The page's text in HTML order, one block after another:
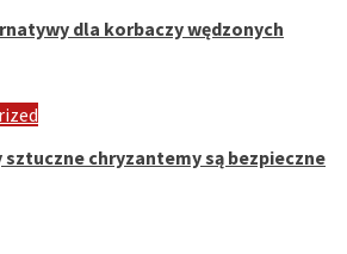
dla korbaczy wędzonych
chryzantemy są bezpieczne